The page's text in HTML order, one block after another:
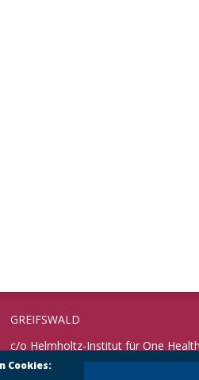
GREIFSWALD
c/o Helmholtz-Institut für One Health
Fleischmannstraße 42
Cookies: